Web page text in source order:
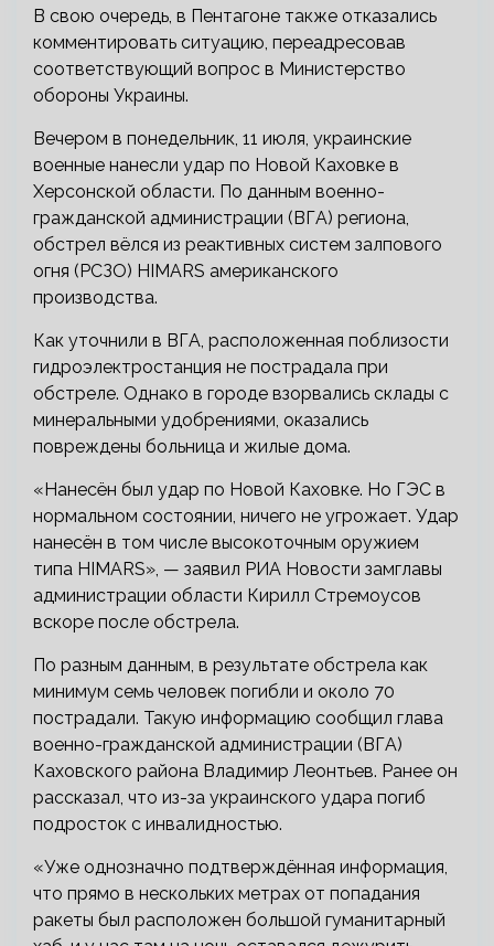
В свою очередь, в Пентагоне также отказались
комментировать ситуацию, переадресовав
соответствующий вопрос в Министерство
обороны Украины.
Вечером в понедельник, 11 июля, украинские
военные нанесли удар по Новой Каховке в
Херсонской области. По данным военно-
гражданской администрации (ВГА) региона,
обстрел вёлся из реактивных систем залпового
огня (РСЗО) HIMARS американского
производства.
Как уточнили в ВГА, расположенная поблизости
гидроэлектростанция не пострадала при
обстреле. Однако в городе взорвались склады с
минеральными удобрениями, оказались
повреждены больница и жилые дома.
«Нанесён был удар по Новой Каховке. Но ГЭС в
нормальном состоянии, ничего не угрожает. Удар
нанесён в том числе высокоточным оружием
типа HIMARS», — заявил РИА Новости замглавы
администрации области Кирилл Стремоусов
вскоре после обстрела.
По разным данным, в результате обстрела как
минимум семь человек погибли и около 70
пострадали. Такую информацию сообщил глава
военно-гражданской администрации (ВГА)
Каховского района Владимир Леонтьев. Ранее он
рассказал, что из-за украинского удара погиб
подросток с инвалидностью.
«Уже однозначно подтверждённая информация,
что прямо в нескольких метрах от попадания
ракеты был расположен большой гуманитарный